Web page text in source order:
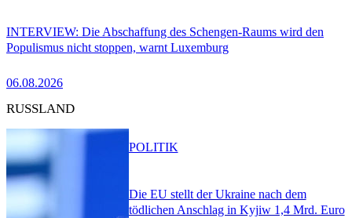
INTERVIEW: Die Abschaffung des Schengen-Raums wird den
Populismus nicht stoppen, warnt Luxemburg
06.08.2026
RUSSLAND
Die EU stellt der Ukraine nach dem
tödlichen Anschlag in Kyjiw 1,4 Mrd. Euro
POLITIK